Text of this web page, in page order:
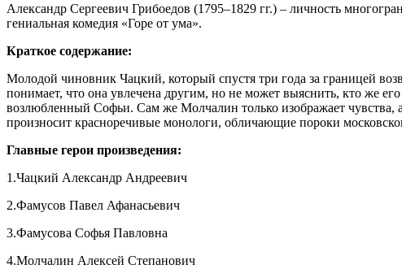
Александр Сергеевич Грибоедов (1795–1829 гг.) – личность
гениальная комедия «Горе от ума».
Краткое содержание:
Молодой чиновник Чацкий, который спустя три года за границей
понимает, что она увлечена другим, но не может выяснить, кто же
возлюбленный Софьи. Сам же Молчалин только изображает чувства,
произносит красноречивые монологи, обличающие пороки
Главные герои произведения:
1.Чацкий Александр Андреевич
2.Фамусов Павел Афанасьевич
3.Фамусова Софья Павловна
4.Молчалин Алексей Степанович